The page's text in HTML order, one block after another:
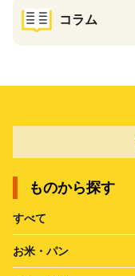
コラム
ものから探す
すべて
お米・パン